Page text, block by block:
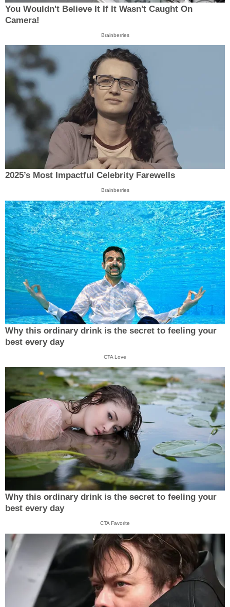
You Wouldn't Believe It If It Wasn't Caught On
Camera!
Brainberries
2025’s Most Impactful Celebrity Farewells
Brainberries
Why this ordinary drink is the secret to feeling your
best every day
CTA Love
Why this ordinary drink is the secret to feeling your
best every day
CTA Favorite